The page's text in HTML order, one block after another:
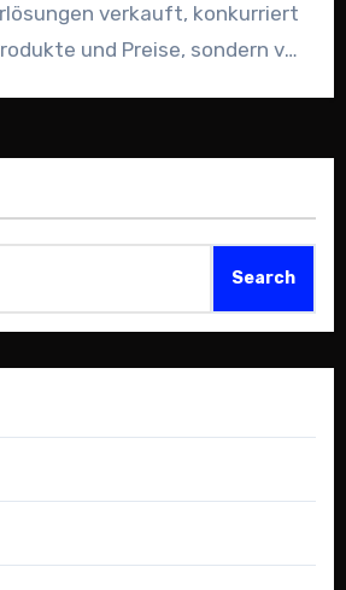
verkauft, konkurriert
und Preise, sondern vor
Search